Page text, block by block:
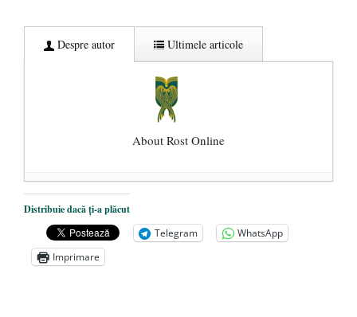
Despre autor Ultimele articole
About Rost Online
Dezvăluiri cutremurătoare despre
președintele Ucrainei, Volodymyr
Zelensky
- 13 mai 2026
Statul care servește Națiunea
Distribuie dacă ți-a plăcut
Telegram
WhatsApp
Imprimare